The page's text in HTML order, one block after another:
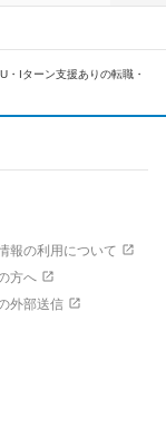
U・Iターン支援ありの転職・
報の利用について
方へ
外部送信